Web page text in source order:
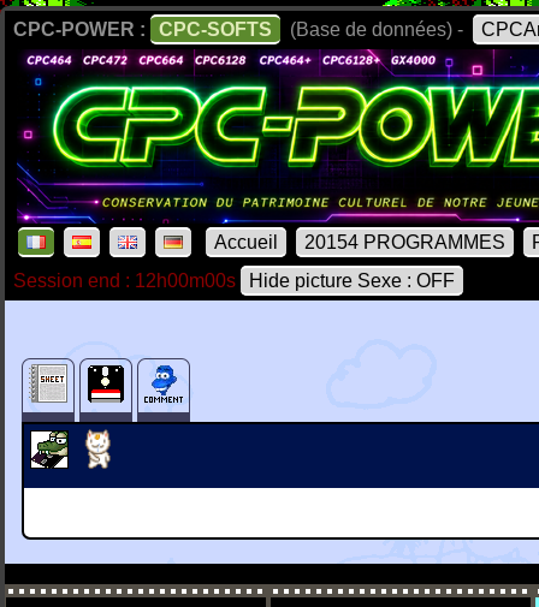
CPC-POWER : CPC-SOFTS (Base de données) -
Accueil 20154 PROGRAMMES
Session end : 12h00m00s
Hide picture Sexe : OFF